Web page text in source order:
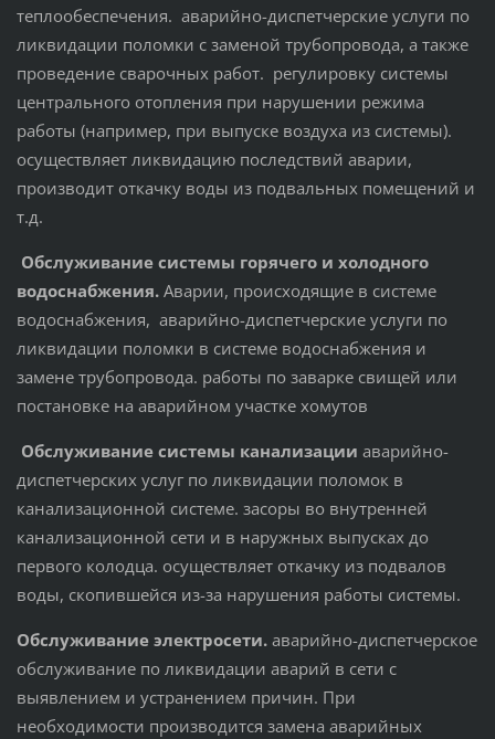
теплообеспечения. аварийно-диспетчерские услуги по
ликвидации поломки с заменой трубопровода, а также
проведение сварочных работ. регулировку системы
центрального отопления при нарушении режима
работы (например, при выпуске воздуха из системы).
осуществляет ликвидацию последствий аварии,
производит откачку воды из подвальных помещений и
т.д.
Обслуживание системы горячего и холодного
водоснабжения.Аварии, происходящие в системе
водоснабжения, аварийно-диспетчерские услуги по
ликвидации поломки в системе водоснабжения и
замене трубопровода. работы по заварке свищей или
постановке на аварийном участке хомутов
Обслуживание системы канализации аварийно-
диспетчерских услуг по ликвидации поломок в
канализационной системе. засоры во внутренней
канализационной сети и в наружных выпусках до
первого колодца. осуществляет откачку из подвалов
воды, скопившейся из-за нарушения работы системы.
Обслуживание электросети.аварийно-диспетчерское
обслуживание по ликвидации аварий в сети с
выявлением и устранением причин. При
необходимости производится замена аварийных